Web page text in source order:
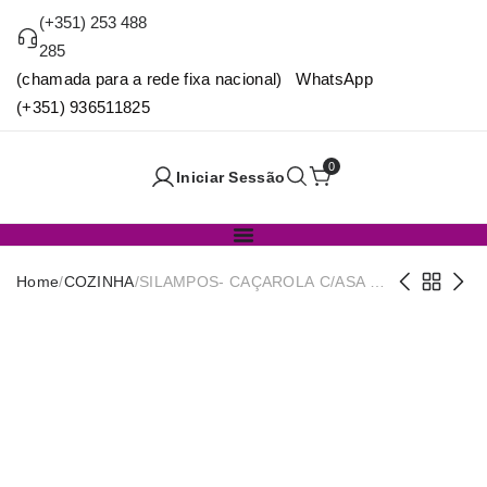
(+351) 253 488
285
(chamada para a rede fixa nacional) WhatsApp
(+351) 936511825
Iniciar Sessão
0
Home/COZINHA/SILAMPOS- CAÇAROLA C/ASA 22